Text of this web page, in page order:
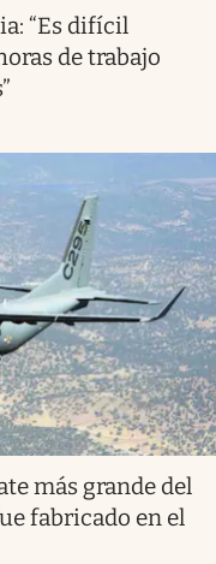
“Es difícil
de trabajo
más grande del
fabricado en el